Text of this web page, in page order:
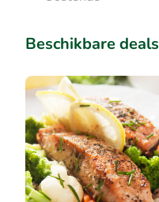
Beschikbare deals